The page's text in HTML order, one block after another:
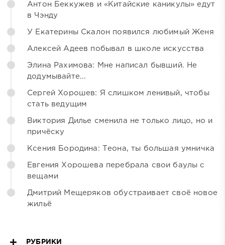
Антон Беккужев и «Китайские каникулы» едут
в Чэнду
У Екатерины Скалон появился любимый Женя
Алексей Адеев побывал в школе искусства
Элина Рахимова: Мне написал бывший. Не
додумывайте...
Сергей Хорошев: Я слишком ленивый, чтобы
стать ведущим
Виктория Дилье сменила не только лицо, но и
причёску
Ксения Бородина: Теона, ты большая умничка
Евгения Хорошева перебрала свои баулы с
вещами
Дмитрий Мещеряков обустраивает своё новое
жильё
РУБРИКИ